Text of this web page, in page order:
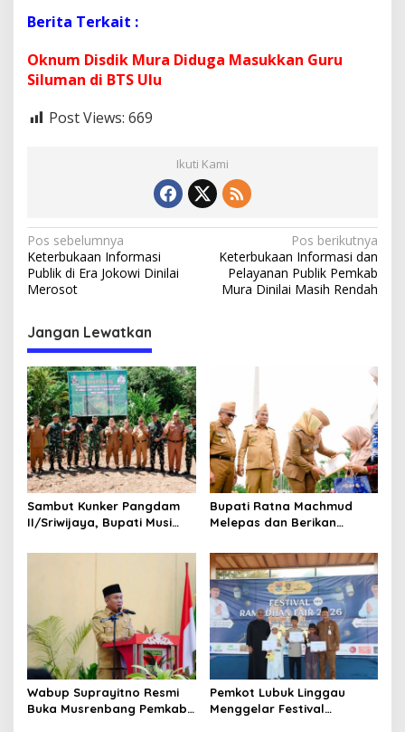
Berita Terkait :
Oknum Disdik Mura Diduga Masukkan Guru
Siluman di BTS Ulu
Post Views: 669
Ikuti Kami
N
a
v
i
g
a
s
i
p
o
s
Pos sebelumnya
Keterbukaan Informasi
Publik di Era Jokowi Dinilai
Merosot
Pos berikutnya
Keterbukaan Informasi dan
Pelayanan Publik Pemkab
Mura Dinilai Masih Rendah
Jangan Lewatkan
Sambut Kunker Pangdam
II/Sriwijaya, Bupati Musi
Pembangunan Yonif
Bupati Ratna Machmud
Melepas dan Berikan
ASN Purna Tugas Pemkab
Musi Rawas
Wabup Suprayitno Resmi
Buka Musrenbang Pemkab
Pemkot Lubuk Linggau
Menggelar Festival